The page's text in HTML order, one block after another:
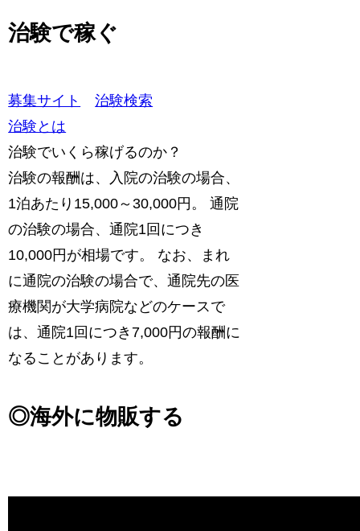
治験で稼ぐ
募集サイト
治験検索
治験とは
治験でいくら稼げるのか？
治験の報酬は、入院の治験の場合、
1泊あたり15,000～30,000円。 通院
の治験の場合、通院1回につき
10,000円が相場です。 なお、まれ
に通院の治験の場合で、通院先の医
療機関が大学病院などのケースで
は、通院1回につき7,000円の報酬に
なることがあります。
◎海外に物販する